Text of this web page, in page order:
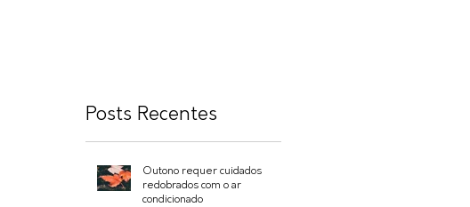
Posts Recentes
Outono requer cuidados
redobrados com o ar
condicionado